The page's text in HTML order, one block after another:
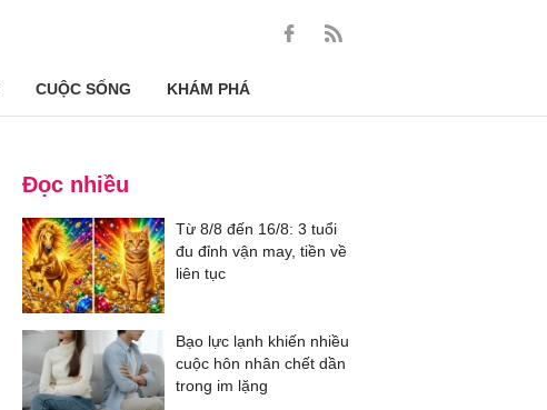
CUỘC SỐNG KHÁM PHÁ
Đọc nhiều
Từ 8/8 đến 16/8: 3 tuổi
đu đỉnh vận may, tiền về
liên tục
Bạo lực lạnh khiến nhiều
cuộc hôn nhân chết dần
trong im lặng